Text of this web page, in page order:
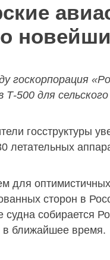
госкорпорация
Т-500 для
госструктуры
летательных
для
сторон в
собирается
в ближайшее время.